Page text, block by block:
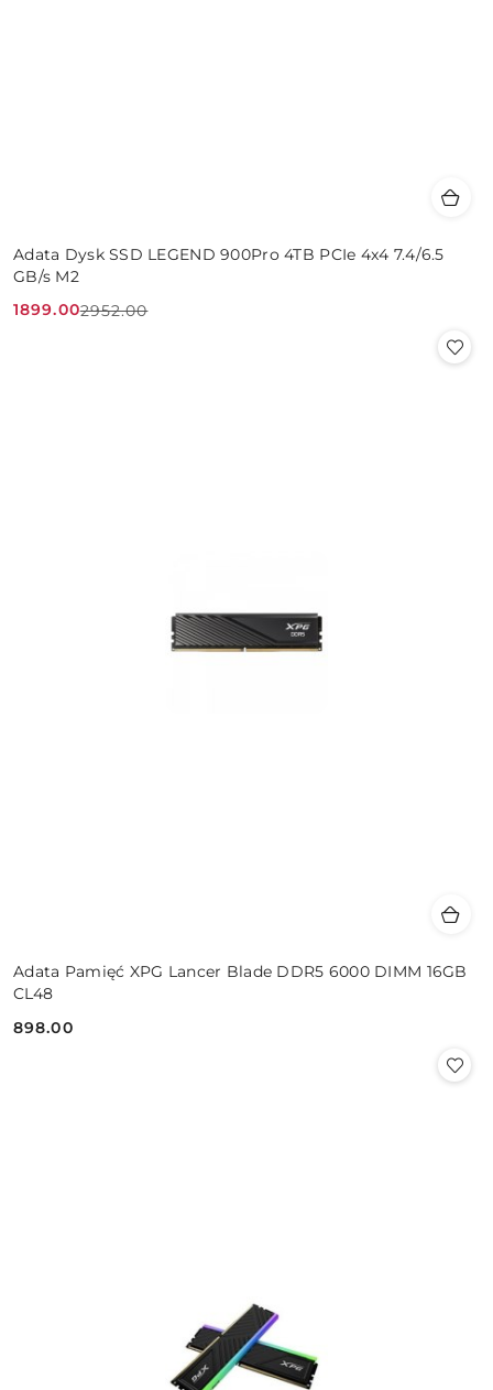
Adata Dysk SSD LEGEND 900Pro 4TB PCIe 4x4 7.4/6.5
GB/s M2
Cena
1899.00
Cena
2952.00
Adata Pamięć XPG Lancer Blade DDR5 6000 DIMM 16GB
CL48
Cena:
898.00